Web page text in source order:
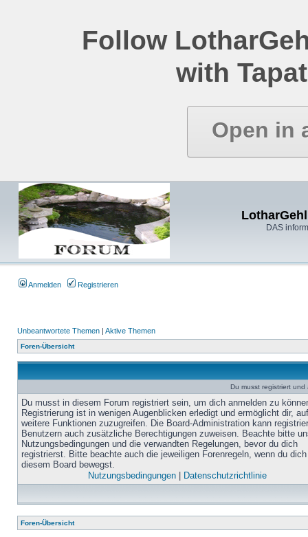
Follow
with
Open in
DAS
Anmelden Registrieren
Unbeantwortete Themen | Aktive Themen
Foren-Übersicht
Du musst registriert
Du musst in diesem Forum registriert sein, um dich anmelden zu
Registrierung ist in wenigen Augenblicken erledigt und ermöglicht dir, auf
weitere Funktionen zuzugreifen. Die Board-Administration kann
Benutzern auch zusätzliche Berechtigungen zuweisen. Beachte bitte
Nutzungsbedingungen und die verwandten Regelungen, bevor du dich
registrierst. Bitte beachte auch die jeweiligen Forenregeln, wenn du
diesem Board bewegst.
Nutzungsbedingungen| Datenschutzrichtlinie
Foren-Übersicht